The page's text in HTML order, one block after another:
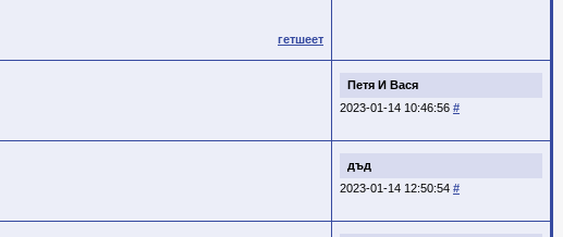
гетшеет
Петя И Вася
2023-01-14 10:46:56 #
дъд
2023-01-14 12:50:54 #